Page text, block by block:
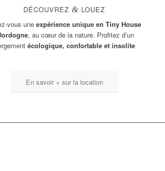
DÉCOUVREZ & LOUEZ
vous une expérience unique en Tiny House
, au cœur de la nature. Profitez d’un
écologique, confortable et insolite
En savoir + sur la location